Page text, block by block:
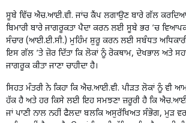
ਸੂਬੇ ਵਿੱਚ ਐਚ.ਆਈ.ਵੀ. ਜਾਂਚ ਕੈਂਪ ਲਗਾਉਣ ਬਾਰੇ ਗੱਲ
ਬਿਮਾਰੀ ਬਾਰੇ ਜਾਗਰੂਕਤਾ ਪੈਦਾ ਕਰਨ ਲਈ ਸੂਬੇ ਭਰ ’ਚ
ਸੰਚਾਰ (ਆਈ.ਈ.ਸੀ.) ਮੁਹਿੰਮ ਸ਼ੁਰੂ ਕਰਨ ਲਈ ਸਬੰਧਤ
ਇਸ ਗੱਲ ’ਤੇ ਜ਼ੋਰ ਦਿੱਤਾ ਕਿ ਲੋਕਾਂ ਨੂੰ ਰੋਕਥਾਮ, ਦੇਖਭਾਲ ਅਤੇ
ਜਾਗਰੂਕ ਕੀਤਾ ਜਾਣਾ ਚਾਹੀਦਾ ਹੈ।
ਸਿਹਤ ਮੰਤਰੀ ਨੇ ਕਿਹਾ ਕਿ ਐਚ.ਆਈ.ਵੀ. ਪੀੜਤ ਲੋਕਾਂ ਨੂੰ ਵੀ
ਹੱਕ ਹੈ ਅਤੇ ਹਰ ਕਿਸੇ ਲਈ ਇਹ ਸਮਝਣਾ ਜ਼ਰੂਰੀ ਹੈ ਕਿ
ਜਾਂ ਪਾਣੀ ਨਾਲ ਨਹੀਂ ਫੈਲਦਾ ਬਲਕਿ ਅਸੁਰੱਖਿਅਤ ਸੰਭੋਗ, ਮੁੜ